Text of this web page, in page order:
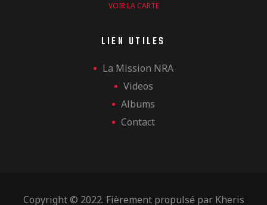
VOIR LA CARTE
LIEN UTILES
La Mission NRA
Videos
Albums
Contact
Copyright © 2022. Fièrement propulsé par Kheris